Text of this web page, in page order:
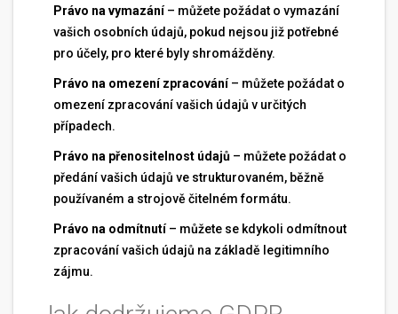
Právo na vymazání– můžete požádat o vymazání
vašich osobních údajů, pokud nejsou již potřebné
pro účely, pro které byly shromážděny.
Právo na omezení zpracování– můžete požádat o
omezení zpracování vašich údajů v určitých
případech.
Právo na přenositelnost údajů – můžete požádat o
předání vašich údajů ve strukturovaném, běžně
používaném a strojově čitelném formátu.
Právo na odmítnutí– můžete se kdykoli odmítnout
zpracování vašich údajů na základě legitimního
zájmu.